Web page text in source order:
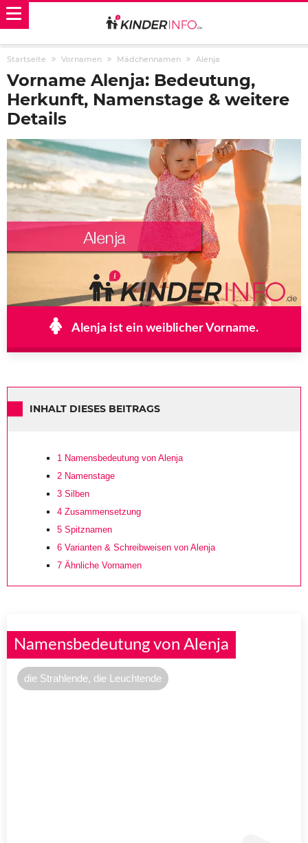
Startseite Vornamen Mädchennamen Alenja
Vorname Alenja: Bedeutung,
Herkunft, Namenstage & weitere
Details
Alenja ist ein weiblicher Vorname.
INHALT DIESES BEITRAGS
1 Namensbedeutung von Alenja
2 Namenstage
3 Silben
4 Zusammensetzung
5 Spitznamen
6 Varianten & Schreibweisen von Alenja
7 Ähnliche Vornamen
Namensbedeutung von Alenja
die Strahlende, die Leuchtende